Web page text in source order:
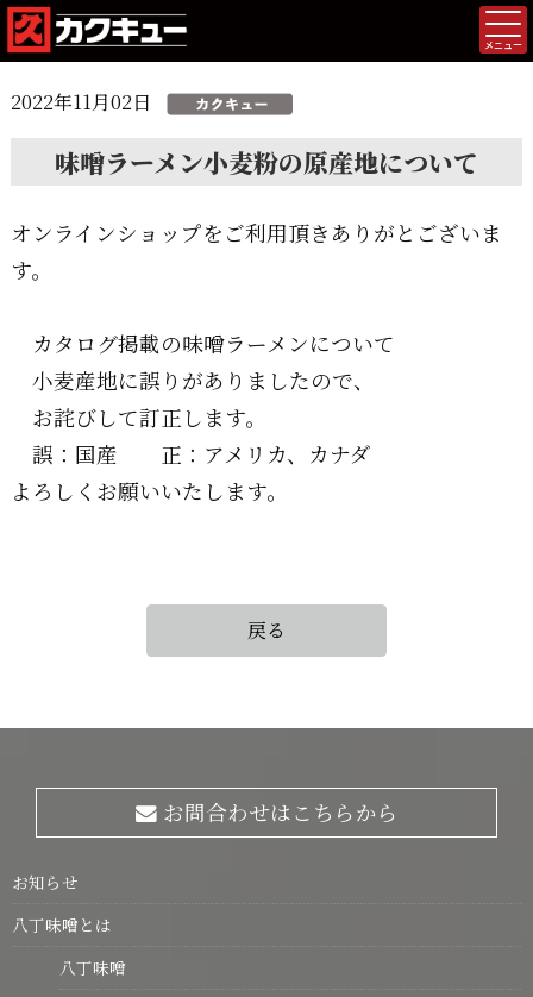
メニュー
2022年11月02日
味噌ラーメン小麦粉の原産地について
オンラインショップをご利用頂きありがとございま
す。
カタログ掲載の味噌ラーメンについて
小麦産地に誤りがありましたので、
お詫びして訂正します。
誤：国産 正：アメリカ、カナダ
よろしくお願いいたします。
戻る
お問合わせはこちらから
お知らせ
八丁味噌とは
八丁味噌